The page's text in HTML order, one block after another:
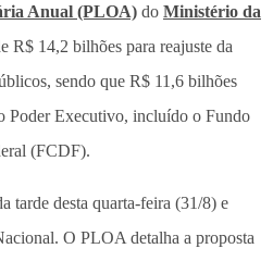
Anual (PLOA) do Ministério da
R$ 14,2 bilhões para reajuste da
sendo que R$ 11,6 bilhões
Poder Executivo, incluído o Fundo
(FCDF).
tarde desta quarta-feira (31/8) e
O PLOA detalha a proposta